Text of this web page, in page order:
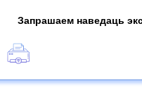
Запрашаем наведаць